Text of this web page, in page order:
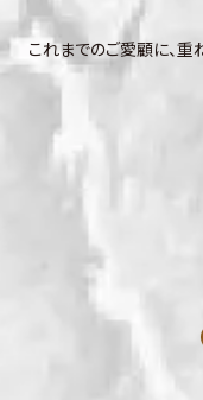
これまでのご愛顧に、重